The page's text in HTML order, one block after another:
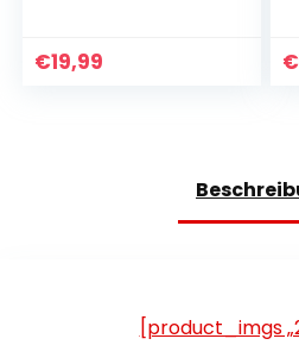
pelletfrei – mit
Blumen und
Verdauung – 1 kg
€19,99 €
[product_imgs